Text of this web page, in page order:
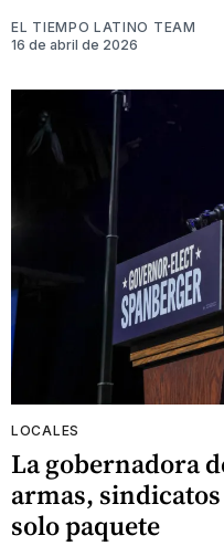
EL TIEMPO LATINO TEAM
16 de abril de 2026
LOCALES
La gobernadora
armas,
solo paquete